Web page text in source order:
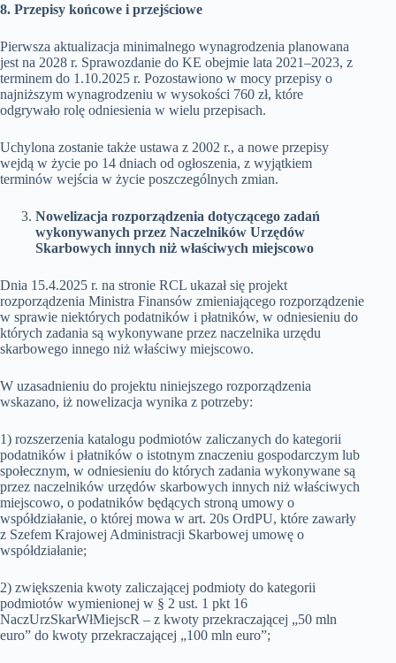
8. Przepisy końcowe i przejściowe
Pierwsza aktualizacja minimalnego wynagrodzenia planowana
jest na 2028 r. Sprawozdanie do KE obejmie lata 2021–2023, z
terminem do 1.10.2025 r. Pozostawiono w mocy przepisy o
najniższym wynagrodzeniu w wysokości 760 zł, które
odgrywało rolę odniesienia w wielu przepisach.
Uchylona zostanie także ustawa z 2002 r., a nowe przepisy
wejdą w życie po 14 dniach od ogłoszenia, z wyjątkiem
terminów wejścia w życie poszczególnych zmian.
Nowelizacja rozporządzenia dotyczącego zadań
wykonywanych przez Naczelników Urzędów
Skarbowych innych niż właściwych miejscowo
Dnia 15.4.2025 r. na stronie RCL ukazał się projekt
rozporządzenia Ministra Finansów zmieniającego rozporządzenie
w sprawie niektórych podatników i płatników, w odniesieniu do
których zadania są wykonywane przez naczelnika urzędu
skarbowego innego niż właściwy miejscowo.
W uzasadnieniu do projektu niniejszego rozporządzenia
wskazano, iż nowelizacja wynika z potrzeby:
1) rozszerzenia katalogu podmiotów zaliczanych do kategorii
podatników i płatników o istotnym znaczeniu gospodarczym lub
społecznym, w odniesieniu do których zadania wykonywane są
przez naczelników urzędów skarbowych innych niż właściwych
miejscowo, o podatników będących stroną umowy o
współdziałanie, o której mowa w art. 20s OrdPU, które zawarły
z Szefem Krajowej Administracji Skarbowej umowę o
współdziałanie;
2) zwiększenia kwoty zaliczającej podmioty do kategorii
podmiotów wymienionej w § 2 ust. 1 pkt 16
NaczUrzSkarWłMiejscR – z kwoty przekraczającej „50 mln
euro” do kwoty przekraczającej „100 mln euro”;